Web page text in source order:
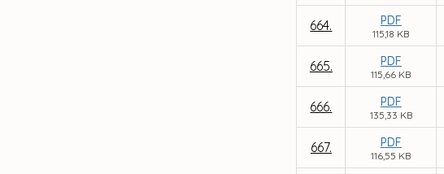
664. PDF
115,18 KB
665. PDF
115,66 KB
666. PDF
135,33 KB
667. PDF
116,55 KB